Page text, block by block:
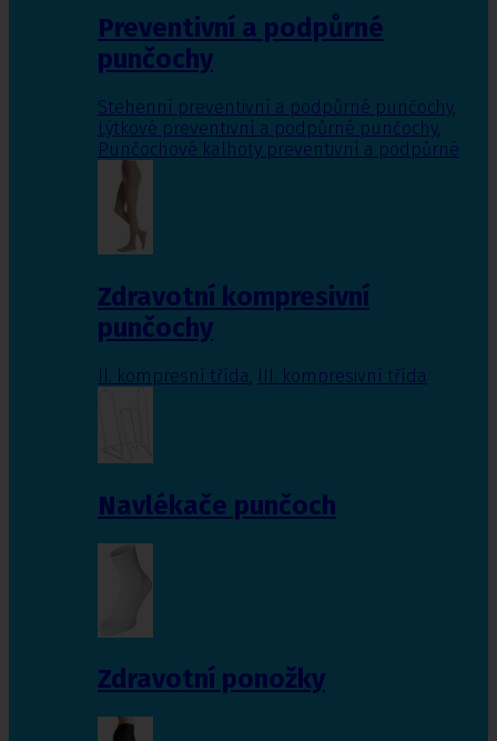
Preventivní a podpůrné
punčochy
Stehenní preventivní a podpůrné punčochy,
Lýtkové preventivní a podpůrné punčochy,
Punčochové kalhoty preventivní a podpůrné
Zdravotní kompresivní
punčochy
II. kompresní třída III. kompresivní třída
Navlékače punčoch
Zdravotní ponožky